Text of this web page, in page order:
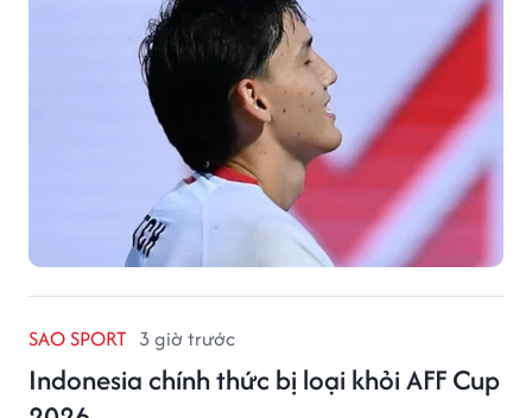
SAO SPORT 3 giờ trước
Indonesia chính thức bị loại khỏi AFF Cup